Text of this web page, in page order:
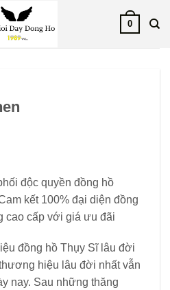
0
độc quyền đồng hồ
kết 100% đại diện đồng
cao cấp với giá ưu đãi
đồng hồ Thụy Sĩ lâu đời
hiệu lâu đời nhất vẫn
nay. Sau những thăng